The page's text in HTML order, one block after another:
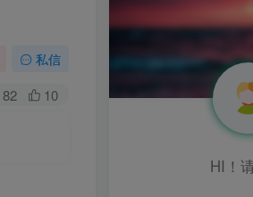
私信
82 10
HI！